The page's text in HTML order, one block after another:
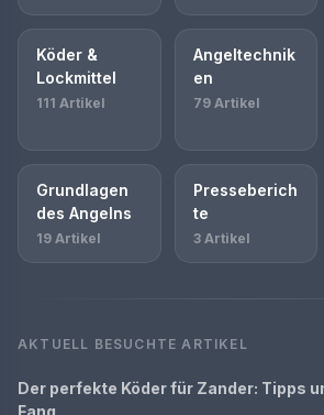
Köder &
Lockmittel
111 Artikel
Angeltechnik
en
79 Artikel
Grundlagen
des Angelns
19 Artikel
Presseberich
te
3 Artikel
AKTUELL BESUCHTE ARTIKEL
Der perfekte Köder für Zander: Tipps
Fang